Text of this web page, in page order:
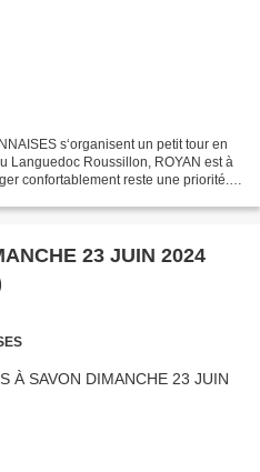
s‘organisent un petit tour en
Languedoc Roussillon, ROYAN est à
confortablement reste une priorité.
23 JUIN 2024